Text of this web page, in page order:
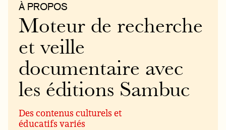
À PROPOS
Moteur de recherche
et veille
documentaire avec
les éditions Sambuc
Des contenus culturels et
éducatifs variés